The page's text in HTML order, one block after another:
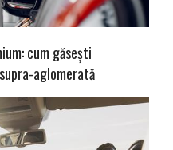
cum găsești
aglomerată